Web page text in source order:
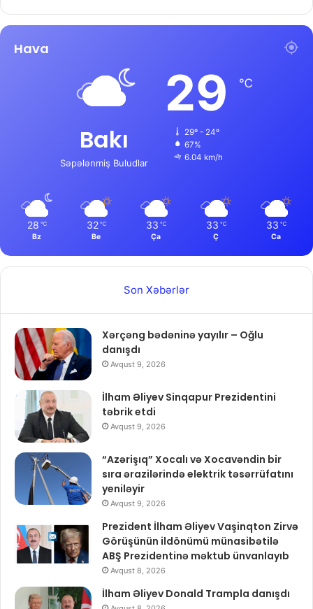
Hava
Bakı
Səpələnmiş Buludlar
29 ℃
29º - 24º
67%
6.04 km/h
28 ℃
Bz
32 ℃
Be
33 ℃
Ça
33 ℃
Ç
33 ℃
Ca
Son Xəbərlər
Xərçəng bədəninə yayılır – Oğlu
danışdı
Avqust 9, 2026
İlham Əliyev Sinqapur Prezidentini
təbrik etdi
Avqust 9, 2026
“Azərişıq” Xocalı və Xocavəndin bir
sıra ərazilərində elektrik təsərrüfatını
yeniləyir
Avqust 9, 2026
Prezident İlham Əliyev Vaşinqton Zirvə
Görüşünün ildönümü münasibətilə
ABŞ Prezidentinə məktub ünvanlayıb
Avqust 8, 2026
İlham Əliyev Donald Trampla danışdı